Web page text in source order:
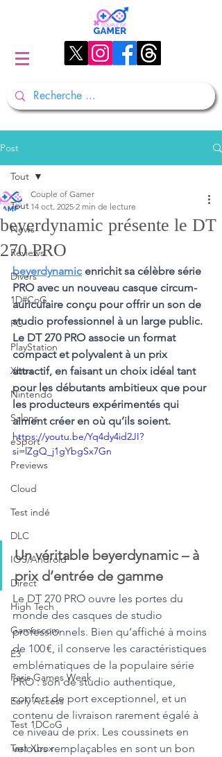
Post
Tout
News
Reviews
Divers
1D#CoG
PC
PlayStation
Xbox
Nintendo
Salons
eSport
Previews
Cloud
Test indé
DLC
IOS/Android
Direct
High Tech
Gamescom
E3
Paris Games Week
Early Access
Test 1DCoG
Test Xbox
Tout
beyerdynamic présente le DT
270 PRO
Couple of Gamer
14 oct. 2025 2 min de lecture
beyerdynamic enrichit sa célèbre série
PRO avec un nouveau casque circum-
auriculaire conçu pour offrir un son de
studio professionnel à un large public.
Le DT 270 PRO associe un format
compact et polyvalent à un prix
attractif, en faisant un choix idéal tant
pour les débutants ambitieux que pour
les producteurs expérimentés qui
aiment créer en où qu’ils soient.
https://youtu.be/Yq4dy4id2JI?
si=lZgQ_j1gYbgSx7Gn
Un véritable beyerdynamic – à
prix d’entrée de gamme
Le DT 270 PRO ouvre les portes du
monde des casques de studio
professionnels. Bien qu’affiché à moins
de 100 €, il conserve les caractéristiques
emblématiques de la populaire série
PRO : son de studio authentique,
confort de port exceptionnel, et un
contenu de livraison rarement égalé à
ce niveau de prix. Les coussinets en
velours remplaçables en sont un bon